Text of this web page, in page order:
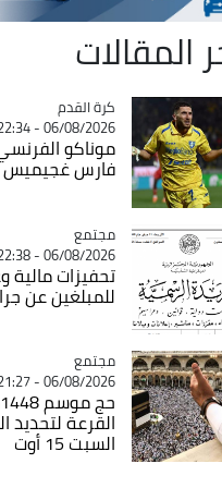
المقالات
Catégorie
كرة القدم
06/08/2026 - 22:34
موناكو
فارس غجيميس
Catégorie
مجتمع
06/08/2026 - 22:38
تحفيزات مالية
للمبلغين عن
Catégorie
مجتمع
06/08/2026 - 21:27
القرعة لتحديد
السبت 15 أوت